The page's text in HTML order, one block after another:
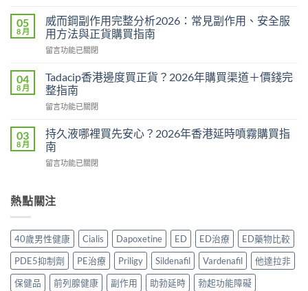
量
完
整
教
幾
時
食
多？
正
確
一
次
清
楚〉
中
馬
糖
Hamer
效
真
相：
有
用
是
心
作
香
家
實
測
評
價〉
05
8 月
威而鋼副作用完整分析2026：常見副作用、安全服
用方法與正貨購買指南
在
而
鋼
副
作
完
整
分
析
見
用、
安
全
服
留言功能已關閉
04
8 月
Tadacip香港邊度買正貨？2026年購買渠道＋價錢完
整指南
在
香
港
邊
度
貨？
購
買
渠
道
留言功能已關閉
03
8 月
持久液哪裡買先安心？2026年香港延時噴霧購買指
南
在
液
哪
買
先
安
心？
2026
留言功能已關閉
熱點關注
40歲男性健康 Cialis Dapoxetine ED ED治療
ED藥物比較
PDE5抑制劑
PE治療 Priligy Sildenafil Vardenafil
他達拉非
保健品
前列腺健康 副作用 助勃延時 勃起功能障礙